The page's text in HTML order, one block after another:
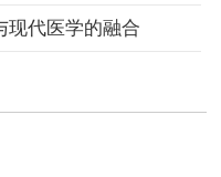
现代医学的融合